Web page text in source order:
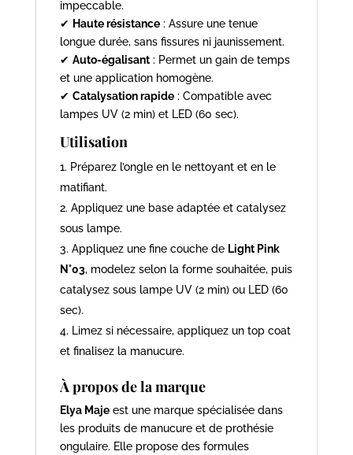
impeccable.
✔ Haute résistance: Assure une tenue
longue durée, sans fissures ni jaunissement.
✔ Auto-égalisant: Permet un gain de temps
et une application homogène.
✔ Catalysation rapide: Compatible avec
lampes UV (2 min) et LED (60 sec).
Utilisation
Préparez l’ongle en le nettoyant et en le
matifiant.
Appliquez une base adaptée et catalysez
sous lampe.
Appliquez une fine couche de Light Pink
N°03, modelez selon la forme souhaitée, puis
catalysez sous lampe UV (2 min) ou LED (60
sec).
Limez si nécessaire, appliquez un top coat
et finalisez la manucure.
À propos de la marque
Elya Majeest une marque spécialisée dans
les produits de manucure et de prothésie
ongulaire. Elle propose des formules